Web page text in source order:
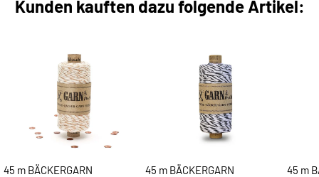
Kunden kauften dazu folgende Artikel:
45 m BÄCKERGARN
45 m BÄCKERGARN
45 m